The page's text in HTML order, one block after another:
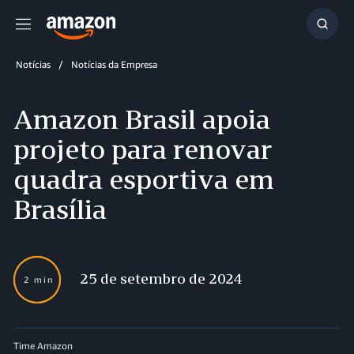
Menu
Notícias Notícias da Empresa
Amazon Brasil apoia
projeto para renovar
quadra esportiva em
Brasília
2 min 25 de setembro de 2024
Time Amazon